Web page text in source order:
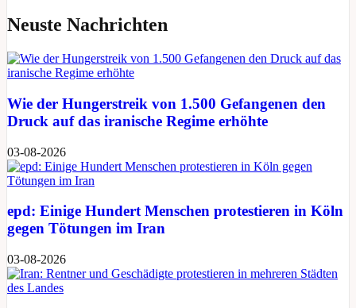
Neuste Nachrichten
Wie der Hungerstreik von 1.500 Gefangenen den
Druck auf das iranische Regime erhöhte
03-08-2026
epd: Einige Hundert Menschen protestieren in Köln
gegen Tötungen im Iran
03-08-2026